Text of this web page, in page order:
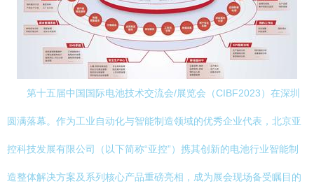
第十五届中国国际电池技术交流会/展览会（CIBF2023）在深圳
圆满落幕。作为工业自动化与智能制造领域的优秀企业代表，北京亚
控科技发展有限公司（以下简称“亚控”）携其创新的电池行业智能制
造整体解决方案及系列核心产品重磅亮相，成为展会现场备受瞩目的